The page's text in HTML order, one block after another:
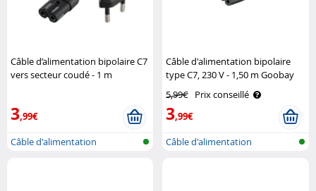
Câble d’alimentation bipolaire C7
vers secteur coudé - 1 m
3,99€
Câble d'alimentation
Câble d'alimentation bipolaire
type C7, 230 V - 1,50 m Goobay
5,99€ Prix conseillé
3,99€
Câble d'alimentation